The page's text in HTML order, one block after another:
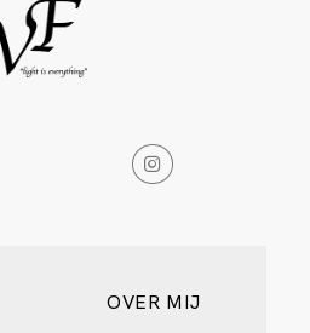
OVER MIJ